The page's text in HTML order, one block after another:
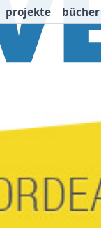
projekte bücher
Projekte